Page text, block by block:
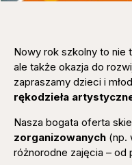
Nowy rok szkolny to nie
ale także okazja do
zapraszamy dzieci i
rękodzieła
Nasza bogata oferta
zorganizowanych (np.
różnorodne zajęcia – od